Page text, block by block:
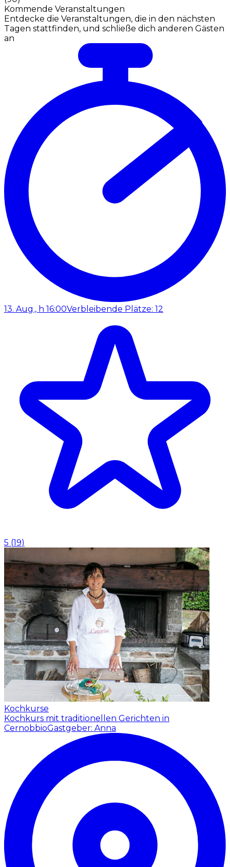
Kommende Veranstaltungen
Entdecke die Veranstaltungen, die in den nächsten
Tagen stattfinden, und schließe dich anderen Gästen
an
13. Aug., h 16:00Verbleibende Plätze: 12
5 (19)
Kochkurse
Kochkurs mit traditionellen Gerichten in
CernobbioGastgeber: Anna